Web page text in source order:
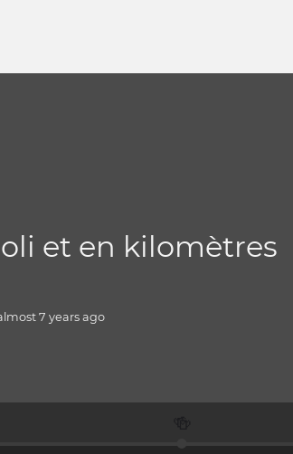
et en kilomètres
7 yearsago